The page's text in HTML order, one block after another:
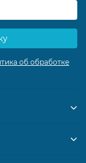
об обработке